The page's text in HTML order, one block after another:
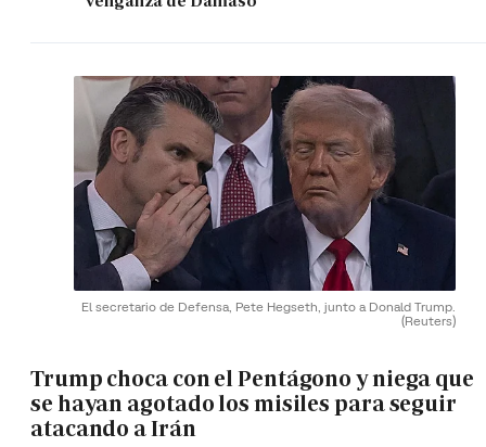
El secretario de Defensa, Pete Hegseth, junto a Donald Trump.
(Reuters)
Trump choca con el Pentágono y niega que
se hayan agotado los misiles para seguir
atacando a Irán